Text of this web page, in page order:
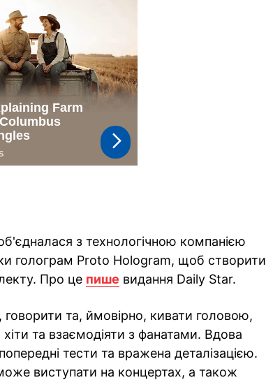
з технологічною компанією
голограм Proto Hologram, щоб створити
Про це пише видання Daily Star.
та, ймовірно, кивати головою,
та взаємодіяти з фанатами. Вдова
тести та вражена деталізацією.
виступати на концертах, а також